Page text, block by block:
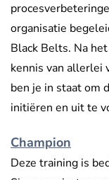
organisatie
Black Belts. Na
kennis van allerlei
ben je in staat om
initiëren en uit te
Champion
Deze training is